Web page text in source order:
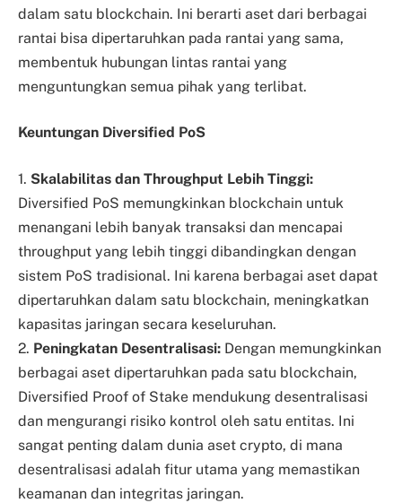
dalam satu blockchain. Ini berarti aset dari berbagai
rantai bisa dipertaruhkan pada rantai yang sama,
membentuk hubungan lintas rantai yang
menguntungkan semua pihak yang terlibat.
Keuntungan Diversified PoS
1. Skalabilitas dan Throughput Lebih Tinggi:
Diversified PoS memungkinkan blockchain untuk
menangani lebih banyak transaksi dan mencapai
throughput yang lebih tinggi dibandingkan dengan
sistem PoS tradisional. Ini karena berbagai aset dapat
dipertaruhkan dalam satu blockchain, meningkatkan
kapasitas jaringan secara keseluruhan.
2. Peningkatan Desentralisasi: Dengan memungkinkan
berbagai aset dipertaruhkan pada satu blockchain,
Diversified Proof of Stake mendukung desentralisasi
dan mengurangi risiko kontrol oleh satu entitas. Ini
sangat penting dalam dunia aset crypto, di mana
desentralisasi adalah fitur utama yang memastikan
keamanan dan integritas jaringan.